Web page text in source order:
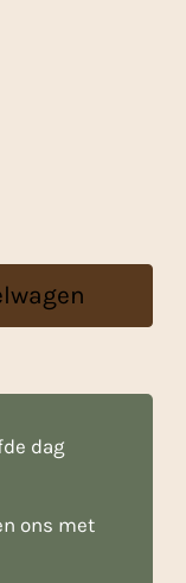
dag
ons met